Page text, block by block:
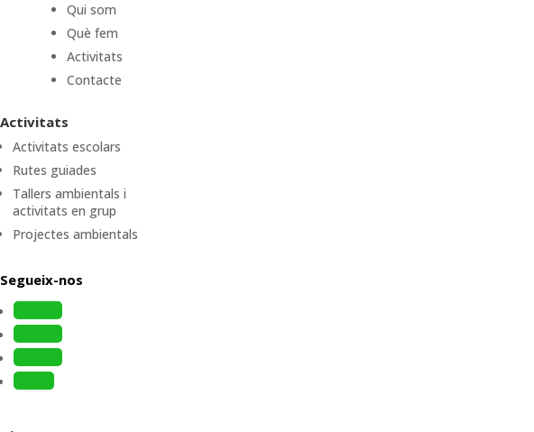
Qui som
Què fem
Activitats
Contacte
Activitats
Activitats escolars
Rutes guiades
Tallers ambientals i
activitats en grup
Projectes ambientals
Segueix-nos
Follow
Follow
Follow
Follow